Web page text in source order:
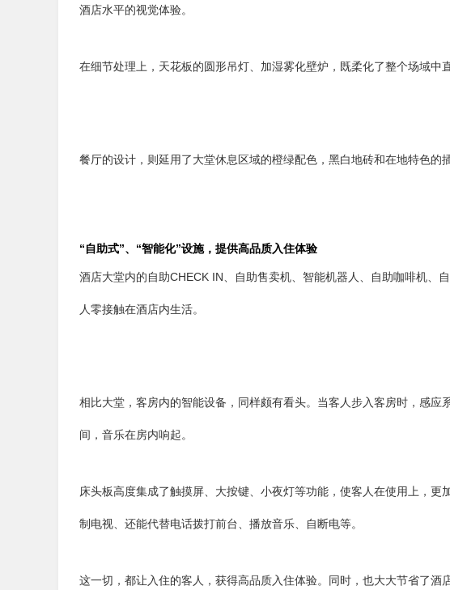
酒店水平的视觉体验。
在细节处理上，天花板的圆形吊灯、加湿雾化壁炉，既柔化了整个场域中
餐厅的设计，则延用了大堂休息区域的橙绿配色，黑白地砖和在地特色的
“自助式”、“智能化”设施，提供高品质入住体验
酒店大堂内的自助CHECK IN、自助售卖机、智能机器人、自助咖啡机、
人零接触在酒店内生活。
相比大堂，客房内的智能设备，同样颇有看头。当客人步入客房时，感
间，音乐在房内响起。
床头板高度集成了触摸屏、大按键、小夜灯等功能，使客人在使用上，
制电视、还能代替电话拨打前台、播放音乐、自断电等。
这一切，都让入住的客人，获得高品质入住体验。同时，也大大节省了酒